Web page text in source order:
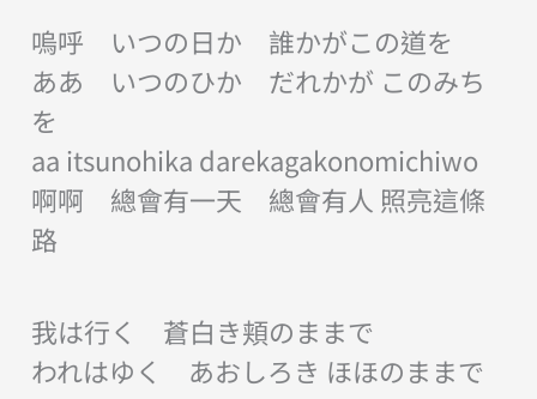
嗚呼 いつの日か 誰かがこの道を
ああ いつのひか だれかが このみち
を
aa itsunohika darekagakonomichiwo
啊啊 總會有一天 總會有人 照亮這條
路
我は行く 蒼白き頬のままで
われはゆく あおしろき ほほのままで